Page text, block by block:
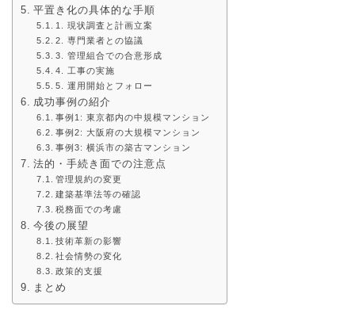
平置き化の具体的な手順
1. 現状調査と計画立案
2. 専門業者との協議
3. 管理組合での合意形成
4. 工事の実施
5. 運用開始とフォロー
成功事例の紹介
事例1: 東京都内の中規模マンション
事例2: 大阪府の大規模マンション
事例3: 横浜市の築古マンション
法的・手続き面での注意点
管理規約の変更
建築基準法等の確認
税務面での考慮
今後の展望
技術革新の影響
社会情勢の変化
政策的支援
まとめ